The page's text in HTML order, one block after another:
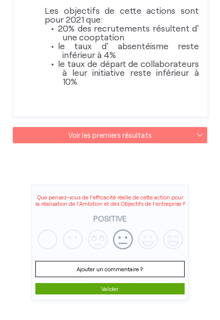
Les objectifs de cette actions sont
pour 2021 que:
20% des recrutements résultent d'
une cooptation
le taux d' absentéisme reste
inférieur à 4%
le taux de départ de collaborateurs
à leur initiative reste inférieur à
10%
Voir les premiers résultats
Que pensez-vous de l'efficacité réelle de cette action pour
la réalisation de l'Ambition et des Objectifs de l'entreprise ?
POSITIVE
Ajouter un commentaire ?
Valider